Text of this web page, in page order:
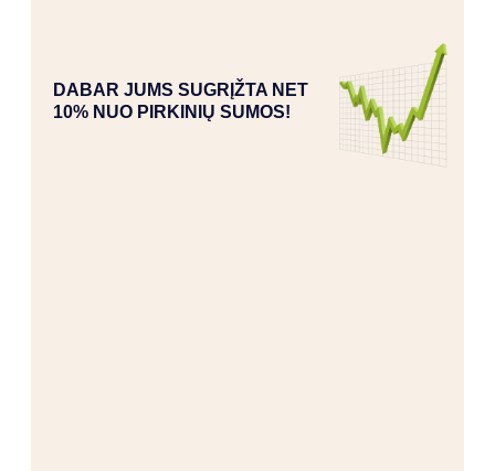
DABAR JUMS SUGRĮŽTA NET
10% NUO PIRKINIŲ SUMOS!